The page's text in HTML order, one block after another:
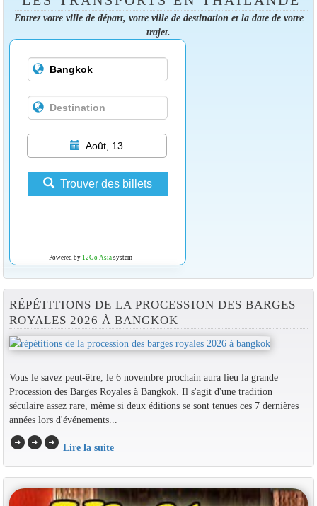
Entrez votre ville de départ, votre ville de destination et la date de votre
trajet.
Août, 13
Trouver des billets
Powered by 12Go Asiasystem
RÉPÉTITIONS DE LA PROCESSION DES BARGES
ROYALES 2026 À BANGKOK
Vous le savez peut-être, le 6 novembre prochain aura lieu la grande
Procession des Barges Royales à Bangkok. Il s'agit d'une tradition
séculaire assez rare, même si deux éditions se sont tenues ces 7 dernières
années lors d'événements...
arrow_circle_rightarrow_circle_rightarrow_circle_right Lire la suite